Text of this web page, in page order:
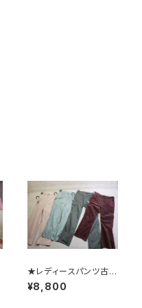
★レディースパンツ古着
MIX●アソート●大量/
業販/仕入れ/卸/福袋
¥8,800